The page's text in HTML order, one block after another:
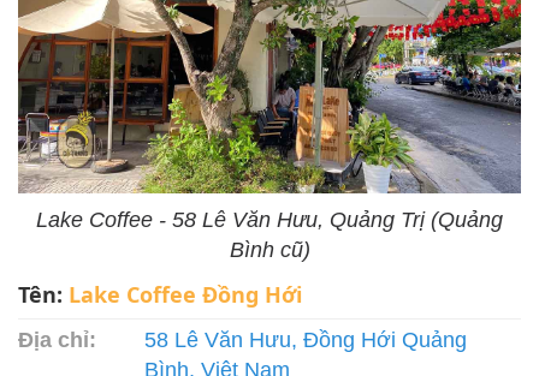
Lake Coffee - 58 Lê Văn Hưu, Quảng Trị (Quảng
Bình cũ)
Tên: Lake Coffee Đồng Hới
Địa chỉ:
58 Lê Văn Hưu, Đồng Hới Quảng
Bình, Việt Nam